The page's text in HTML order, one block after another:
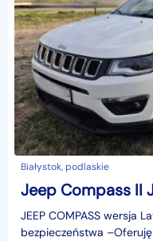
Białystok, podlaskie
Jeep Compass II
JEEP COMPASS wersja
bezpieczeństwa